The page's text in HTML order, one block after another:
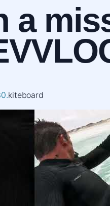
a
kiteboard